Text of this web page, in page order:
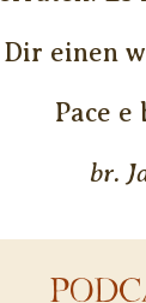
einen
Pace e
br.